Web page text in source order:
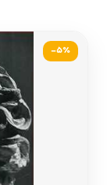
تاریخ و سیاست
کودک و نوجوان
5٪-